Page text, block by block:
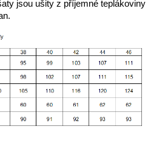
jsou ušity z příjemné teplákoviny